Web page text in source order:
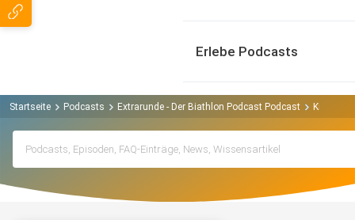
Erlebe Podcasts
Startseite Podcasts Extrarunde - Der Biathlon Podcast Podcast Kristian